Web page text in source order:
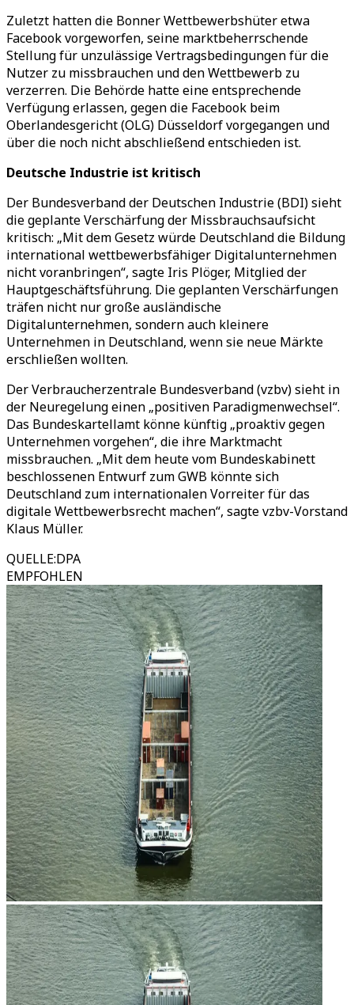
Zuletzt hatten die Bonner Wettbewerbshüter etwa
Facebook vorgeworfen, seine marktbeherrschende
Stellung für unzulässige Vertragsbedingungen für die
Nutzer zu missbrauchen und den Wettbewerb zu
verzerren. Die Behörde hatte eine entsprechende
Verfügung erlassen, gegen die Facebook beim
Oberlandesgericht (OLG) Düsseldorf vorgegangen und
über die noch nicht abschließend entschieden ist.
Deutsche Industrie ist kritisch
Der Bundesverband der Deutschen Industrie (BDI) sieht
die geplante Verschärfung der Missbrauchsaufsicht
kritisch: „Mit dem Gesetz würde Deutschland die Bildung
international wettbewerbsfähiger Digitalunternehmen
nicht voranbringen“, sagte Iris Plöger, Mitglied der
Hauptgeschäftsführung. Die geplanten Verschärfungen
träfen nicht nur große ausländische
Digitalunternehmen, sondern auch kleinere
Unternehmen in Deutschland, wenn sie neue Märkte
erschließen wollten.
Der Verbraucherzentrale Bundesverband (vzbv) sieht in
der Neuregelung einen „positiven Paradigmenwechsel“.
Das Bundeskartellamt könne künftig „proaktiv gegen
Unternehmen vorgehen“, die ihre Marktmacht
missbrauchen. „Mit dem heute vom Bundeskabinett
beschlossenen Entwurf zum GWB könnte sich
Deutschland zum internationalen Vorreiter für das
digitale Wettbewerbsrecht machen“, sagte vzbv-Vorstand
Klaus Müller.
QUELLE:DPA
EMPFOHLEN